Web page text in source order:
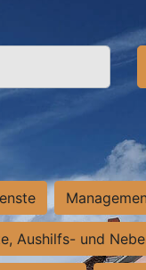
Aushilfs- und